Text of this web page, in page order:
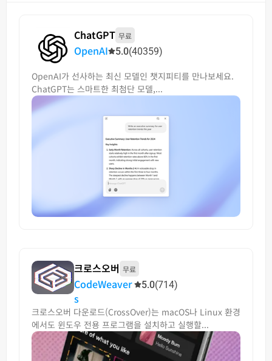
ChatGPT 무료
OpenAI 5.0(40359)
OpenAI가 선사하는 최신 모델인 챗지피티를 만나보세요.
ChatGPT는 스마트한 최첨단 모델,...
크로스오버 무료
CodeWeaver
s
5.0(714)
크로스오버 다운로드(CrossOver)는 macOS나 Linux 환경
에서도 윈도우 전용 프로그램을 설치하고 실행할...